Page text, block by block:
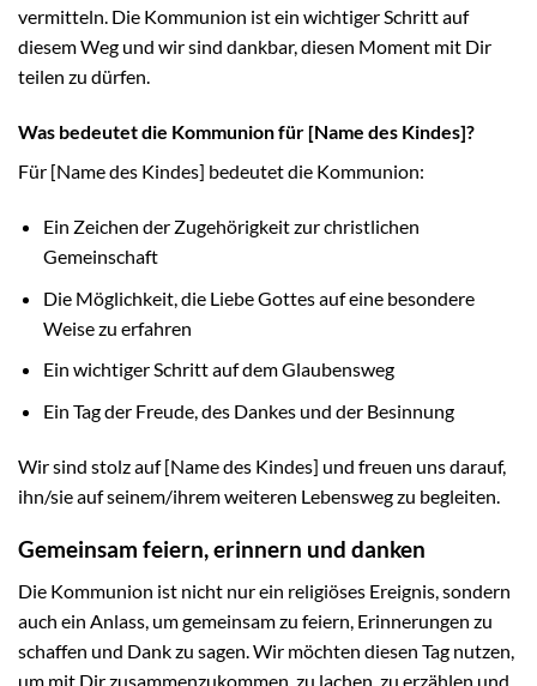
vermitteln. Die Kommunion ist ein wichtiger Schritt auf
diesem Weg und wir sind dankbar, diesen Moment mit Dir
teilen zu dürfen.
Was bedeutet die Kommunion für [Name des Kindes]?
Für [Name des Kindes] bedeutet die Kommunion:
Ein Zeichen der Zugehörigkeit zur christlichen
Gemeinschaft
Die Möglichkeit, die Liebe Gottes auf eine besondere
Weise zu erfahren
Ein wichtiger Schritt auf dem Glaubensweg
Ein Tag der Freude, des Dankes und der Besinnung
Wir sind stolz auf [Name des Kindes] und freuen uns darauf,
ihn/sie auf seinem/ihrem weiteren Lebensweg zu begleiten.
Gemeinsam feiern, erinnern und danken
Die Kommunion ist nicht nur ein religiöses Ereignis, sondern
auch ein Anlass, um gemeinsam zu feiern, Erinnerungen zu
schaffen und Dank zu sagen. Wir möchten diesen Tag nutzen,
um mit Dir zusammenzukommen, zu lachen, zu erzählen und